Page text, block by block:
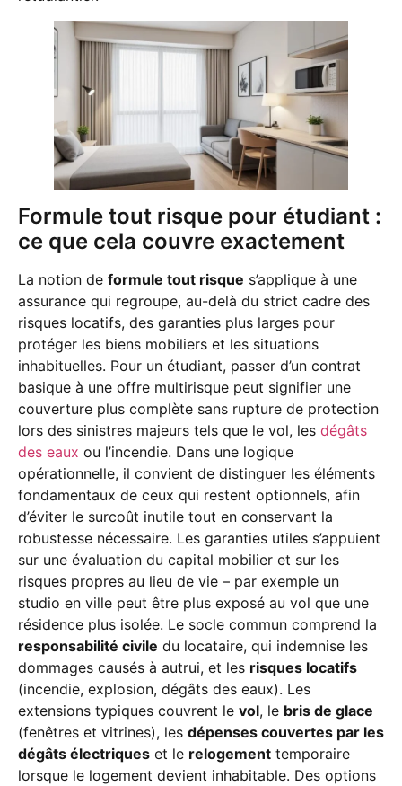
Formule tout risque pour étudiant :
ce que cela couvre exactement
La notion de formule tout risque s’applique à une
assurance qui regroupe, au-delà du strict cadre des
risques locatifs, des garanties plus larges pour
protéger les biens mobiliers et les situations
inhabituelles. Pour un étudiant, passer d’un contrat
basique à une offre multirisque peut signifier une
couverture plus complète sans rupture de protection
lors des sinistres majeurs tels que le vol, les dégâts
des eaux ou l’incendie. Dans une logique
opérationnelle, il convient de distinguer les éléments
fondamentaux de ceux qui restent optionnels, afin
d’éviter le surcoût inutile tout en conservant la
robustesse nécessaire. Les garanties utiles s’appuient
sur une évaluation du capital mobilier et sur les
risques propres au lieu de vie – par exemple un
studio en ville peut être plus exposé au vol que une
résidence plus isolée. Le socle commun comprend la
responsabilité civile du locataire, qui indemnise les
dommages causés à autrui, et les risques locatifs
(incendie, explosion, dégâts des eaux). Les
extensions typiques couvrent le vol, le bris de glace
(fenêtres et vitrines), les dépenses couvertes par les
dégâts électriques et le relogement temporaire
lorsque le logement devient inhabitable. Des options